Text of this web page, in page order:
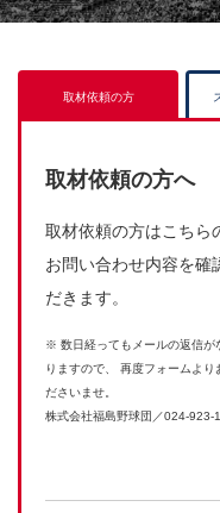
取材依頼の方
取材依頼の方へ
取材依頼の方はこちら
お問い合わせ内容を確
だきます。
※ 数日経ってもメールの返信が
りますので、
再度フォームより
ださいませ。
株式会社福島野球団／024-923-